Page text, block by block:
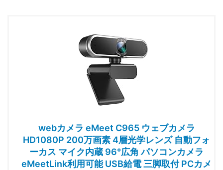
webカメラ eMeet C965 ウェブカメラ
HD1080P 200万画素 4層光学レンズ 自動フォ
ーカス マイク内蔵 96°広角 パソコンカメラ
eMeetLink利用可能 USB給電 三脚取付 PCカメ